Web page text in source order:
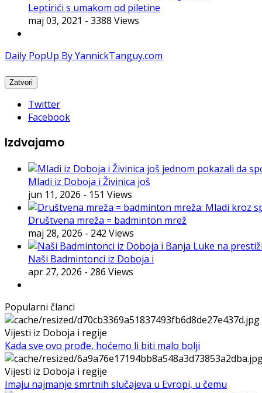
Leptirići s umakom od piletine
maj 03, 2021 - 3388 Views
Daily PopUp By YannickTanguy.com
Twitter
Facebook
Izdvajamo
Mladi iz Doboja i Živinica još
jun 11, 2026 - 151 Views
Društvena mreža = badminton mrež
maj 28, 2026 - 242 Views
Naši Badmintonci iz Doboja i
apr 27, 2026 - 286 Views
Popularni članci
Vijesti iz Doboja i regije
Kada sve ovo prođe, hoćemo li biti malo bolji
Vijesti iz Doboja i regije
Imaju najmanje smrtnih slučajeva u Evropi, u čemu